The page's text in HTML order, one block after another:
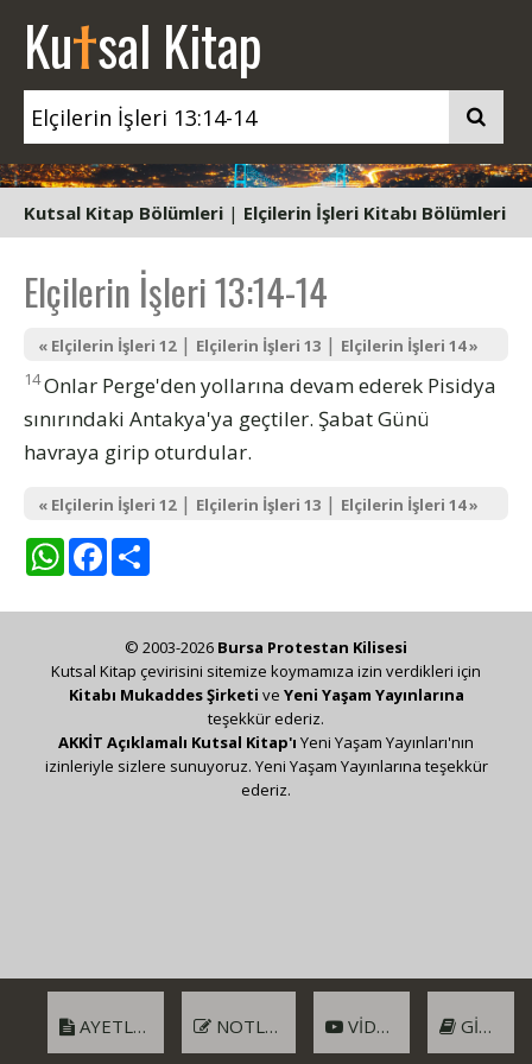
Kutsal Kitap
Kutsal Kitap Bölümleri | Elçilerin İşleri Kitabı Bölümleri
Elçilerin İşleri 13:14-14
« Elçilerin İşleri 12| Elçilerin İşleri 13 | Elçilerin İşleri 14 »
14Onlar Perge'den yollarına devam ederek Pisidya
sınırındaki Antakya'ya geçtiler. Şabat Günü
havraya girip oturdular.
« Elçilerin İşleri 12| Elçilerin İşleri 13 | Elçilerin İşleri 14 »
WhatsAppFacebook
AYETLER NOTLAR VIDEO GIRIŞ
© 2003-2026 Bursa Protestan Kilisesi
Kutsal Kitap çevirisini sitemize koymamıza izin verdikleri için
Kitabı Mukaddes Şirketi ve Yeni Yaşam Yayınlarına
teşekkür ederiz.
AKKİT Açıklamalı Kutsal Kitap'ı Yeni Yaşam Yayınları'nın
izinleriyle sizlere sunuyoruz. Yeni Yaşam Yayınlarına teşekkür
ederiz.